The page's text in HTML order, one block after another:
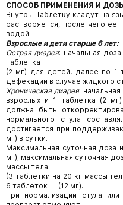
СПОСОБ ПРИМЕНЕНИЯ И
Внутрь. Таблетку кладут на
растворяется, после чего ее
водой.
Взрослые и дети старше 6 лет:
Острая диарея: начальная
таблетка
(2 мг) для детей, далее по 1
дефекации в случае жидкого
Хроническая диарея:
взрослых и 1 таблетка (2
должна быть
нормального стула
достигается при
мг) в сутки.
Максимальная суточная доза
мг); максимальная суточная
массы тела
(3 таблетки на 20 кг массы
6 таблеток (12 мг).
При нормализации стула